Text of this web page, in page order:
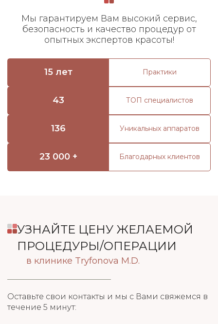
Мы гарантируем Вам высокий сервис,
безопасность и качество процедур от
опытных экспертов красоты!
15 лет Практики
43 ТОП специалистов
136 Уникальных аппаратов
23 000 + Благодарных клиентов
УЗНАЙТЕ ЦЕНУ ЖЕЛАЕМОЙ
ПРОЦЕДУРЫ/ОПЕРАЦИИ
в клинике Tryfonova M.D.
Оставьте свои контакты и мы с Вами свяжемся в
течение 5 минут: